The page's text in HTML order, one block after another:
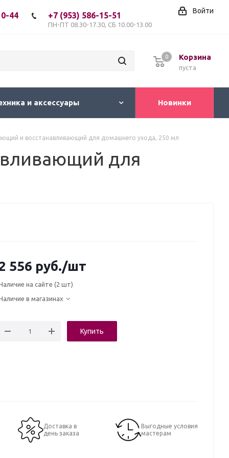
Войти
44 +7 (953) 586-15-51
ПН-ПТ 08.30-17.30, СБ 10.00-13.00
Корзина
пуста
0
и аксессуары Новинки
и восстанавливающий для домашнего ухода, 250 мл
для
556 руб./шт
на сайте (2 шт)
в магазинах
Купить
Доставка в
день заказа
Выгодные условия
мастерам